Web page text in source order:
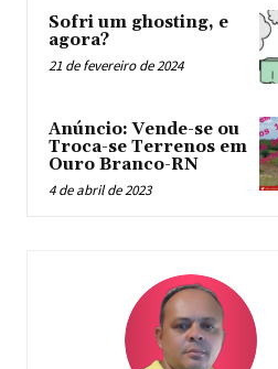
Sofri um ghosting, e
agora?
21 de fevereiro de 2024
Anúncio: Vende-se ou
Troca-se Terrenos em
Ouro Branco-RN
4 de abril de 2023